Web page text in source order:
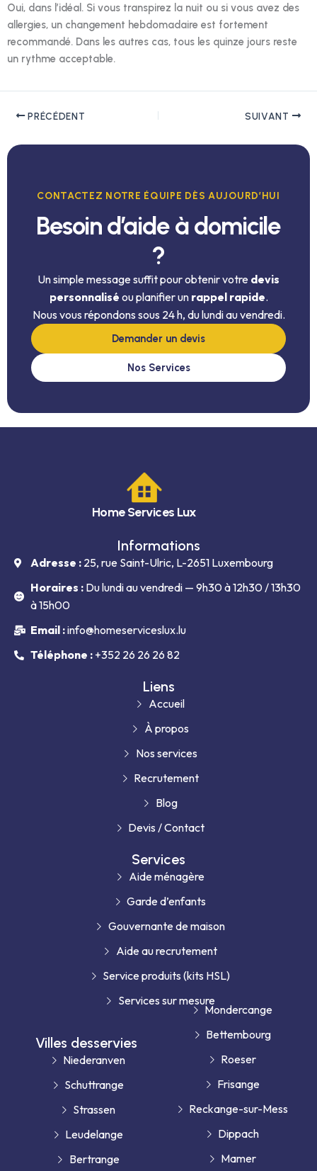
Oui, dans l’idéal. Si vous transpirez la nuit ou si vous avez des
allergies, un changement hebdomadaire est fortement
recommandé. Dans les autres cas, tous les quinze jours reste
un rythme acceptable.
PRÉCÉDENT SUIVANT
CONTACTEZ NOTRE ÉQUIPE DÈS AUJOURD’HUI
Besoin d’aide à domicile
?
Un simple message suffit pour obtenir votre devis
personnalisé ou planifier un rappel rapide.
Nous vous répondons sous 24 h, du lundi au vendredi.
Demander un devis
Nos Services
Home Services Lux
Informations
Adresse :25, rue Saint-Ulric, L-2651 Luxembourg
Horaires :Du lundi au vendredi — 9h30 à 12h30 / 13h30
à 15h00
Email :info@homeserviceslux.lu
Téléphone :+352 26 26 26 82
Liens
Accueil
À propos
Nos services
Recrutement
Blog
Devis / Contact
Services
Aide ménagère
Garde d’enfants
Gouvernante de maison
Aide au recrutement
Service produits (kits HSL)
Services sur mesure
Villes desservies
Niederanven
Schuttrange
Strassen
Leudelange
Bertrange
Mondercange
Bettembourg
Roeser
Frisange
Reckange-sur-Mess
Dippach
Mamer